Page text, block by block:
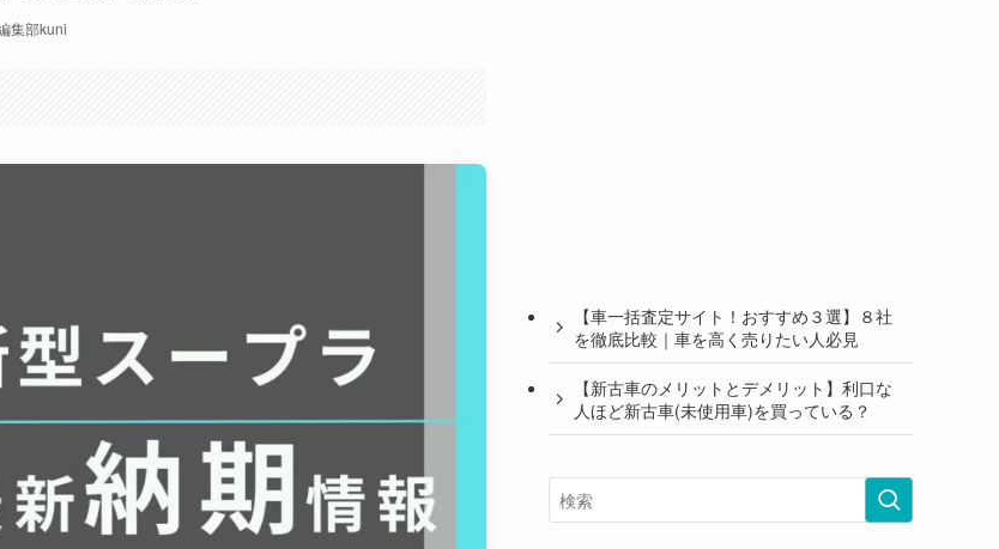
集部kuni
【車一括査定サイト！おすすめ３選】８社
を徹底比較｜車を高く売りたい人必見
【新古車のメリットとデメリット】利口な
人ほど新古車(未使用車)を買っている？